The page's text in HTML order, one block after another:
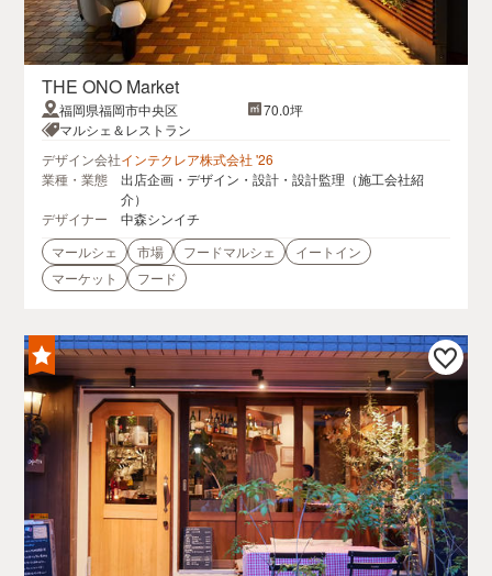
THE ONO Market
福岡県福岡市中央区
70.0坪
マルシェ＆レストラン
デザイン会社インテクレア株式会社 '26
業種・業態
出店企画・デザイン・設計・設計監理（施工会社紹
介）
デザイナー
中森シンイチ
マールシェ
市場 フードマルシェ
イートイン
マーケット
フード